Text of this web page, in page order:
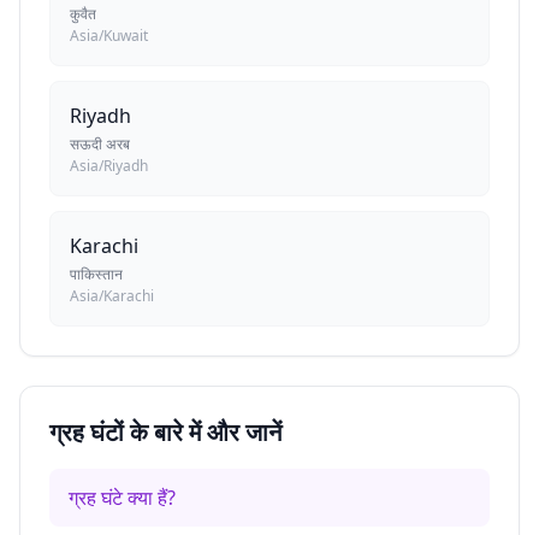
कुवैत
Asia/Kuwait
Riyadh
सऊदी अरब
Asia/Riyadh
Karachi
पाकिस्तान
Asia/Karachi
ग्रह घंटों के बारे में और जानें
ग्रह घंटे क्या हैं?